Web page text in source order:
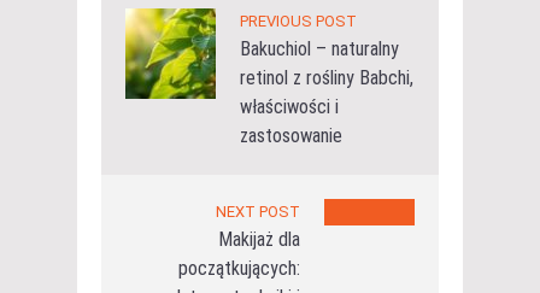
PREVIOUS POST
Bakuchiol – naturalny
retinol z rośliny Babchi,
właściwości i
zastosowanie
NEXT POST
Makijaż dla
początkujących: